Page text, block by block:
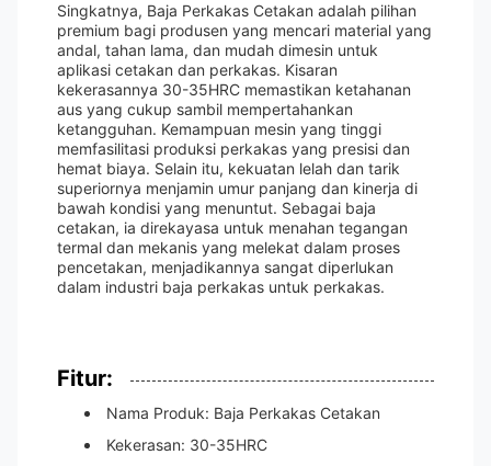
Singkatnya, Baja Perkakas Cetakan adalah pilihan
premium bagi produsen yang mencari material yang
andal, tahan lama, dan mudah dimesin untuk
aplikasi cetakan dan perkakas. Kisaran
kekerasannya 30-35HRC memastikan ketahanan
aus yang cukup sambil mempertahankan
ketangguhan. Kemampuan mesin yang tinggi
memfasilitasi produksi perkakas yang presisi dan
hemat biaya. Selain itu, kekuatan lelah dan tarik
superiornya menjamin umur panjang dan kinerja di
bawah kondisi yang menuntut. Sebagai baja
cetakan, ia direkayasa untuk menahan tegangan
termal dan mekanis yang melekat dalam proses
pencetakan, menjadikannya sangat diperlukan
dalam industri baja perkakas untuk perkakas.
Fitur:
Nama Produk: Baja Perkakas Cetakan
Kekerasan: 30-35HRC